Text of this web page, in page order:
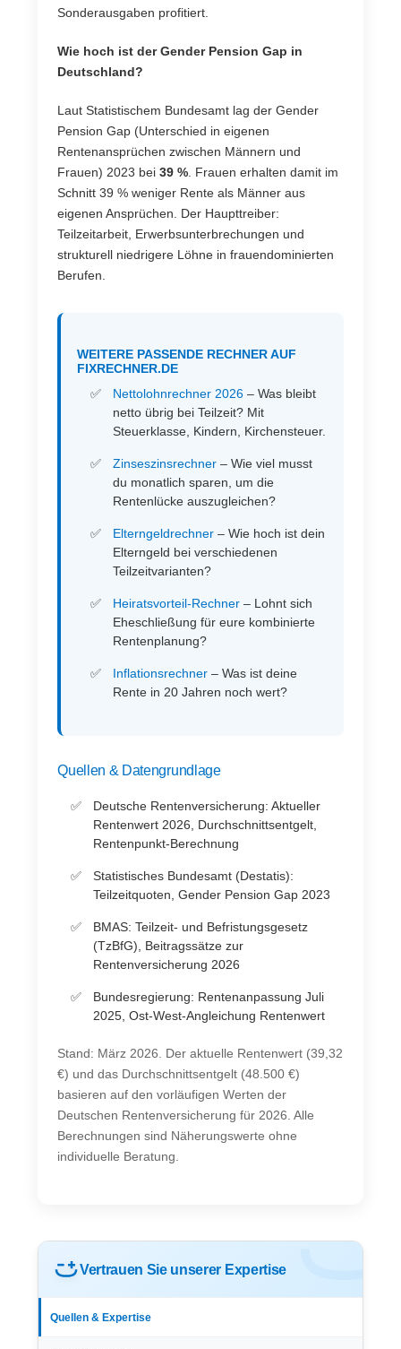
Sonderausgaben profitiert.
Wie hoch ist der Gender Pension Gap in
Deutschland?
Laut Statistischem Bundesamt lag der Gender
Pension Gap (Unterschied in eigenen
Rentenansprüchen zwischen Männern und
Frauen) 2023 bei39 % . Frauen erhalten damit im
Schnitt 39 % weniger Rente als Männer aus
eigenen Ansprüchen. Der Haupttreiber:
Teilzeitarbeit, Erwerbsunterbrechungen und
strukturell niedrigere Löhne in frauendominierten
Berufen.
WEITERE PASSENDE RECHNER AUF
FIXRECHNER.DE
Nettolohnrechner 2026 – Was bleibt
netto übrig bei Teilzeit? Mit
Steuerklasse, Kindern, Kirchensteuer.
Zinseszinsrechner – Wie viel musst
du monatlich sparen, um die
Rentenlücke auszugleichen?
Elterngeldrechner – Wie hoch ist dein
Elterngeld bei verschiedenen
Teilzeitvarianten?
Heiratsvorteil-Rechner – Lohnt sich
Eheschließung für eure kombinierte
Rentenplanung?
Inflationsrechner – Was ist deine
Rente in 20 Jahren noch wert?
Quellen & Datengrundlage
Deutsche Rentenversicherung: Aktueller
Rentenwert 2026, Durchschnittsentgelt,
Rentenpunkt-Berechnung
Statistisches Bundesamt (Destatis):
Teilzeitquoten, Gender Pension Gap 2023
BMAS: Teilzeit- und Befristungsgesetz
(TzBfG), Beitragssätze zur
Rentenversicherung 2026
Bundesregierung: Rentenanpassung Juli
2025, Ost-West-Angleichung Rentenwert
Stand: März 2026. Der aktuelle Rentenwert (39,32
€) und das Durchschnittsentgelt (48.500 €)
basieren auf den vorläufigen Werten der
Deutschen Rentenversicherung für 2026. Alle
Berechnungen sind Näherungswerte ohne
individuelle Beratung.
Vertrauen Sie unserer Expertise
Quellen & Expertise